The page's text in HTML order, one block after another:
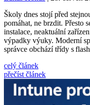
Školy dnes stojí před
pomáhat, ne brzdit. Přesto
instalace, neaktuální
výpadky výuky. Moderní
správce obchází třídy s
celý článek
přečíst článek